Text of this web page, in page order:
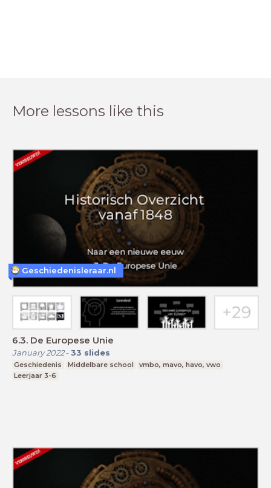
More lessons like this
6.3. De Europese Unie
January 2022- 33 slides
Geschiedenis Middelbare school
vmbo, mavo, havo, vwo
Leerjaar 3-6
Geschiedenisleraar.nl